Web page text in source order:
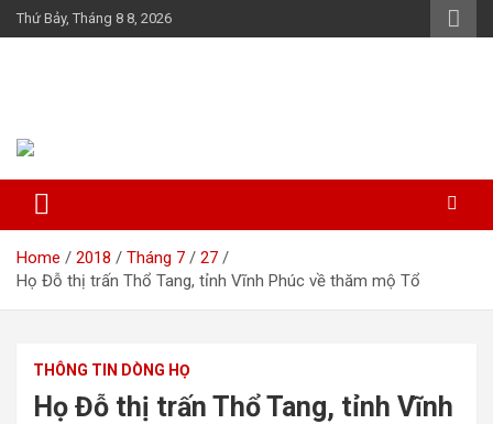
Skip
to
Thứ Bảy, Tháng 8 8, 2026
Home 2018 Tháng 7
27
Họ Đỗ thị trấn Thổ Tang, tỉnh Vĩnh Phúc về thăm mộ Tổ
THÔNG TIN DÒNG HỌ
Họ Đỗ thị trấn Thổ Tang, tỉnh Vĩnh